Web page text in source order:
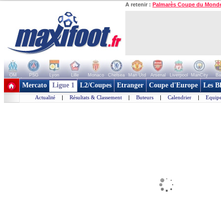
A retenir : Palmarès Coupe du
OM PSG Lyon Lille Monaco Chelsea Man Utd Arsenal Liverpool ManCity
+ de clubs
Mercato Ligue 1 L2/Coupes Etranger Coupe d'Europe Les
Actualité | Résultats & Classement | Buteurs | Calendrier |